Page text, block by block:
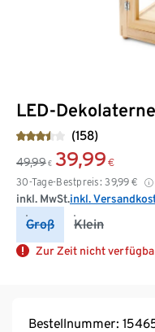
LED-
(158)
49,99 € 39,99 €
30-Tage-Bestpreis: 39,99 €
inkl. MwSt.inkl.
Groß Klein
Zur Zeit nicht
Bestellnummer: